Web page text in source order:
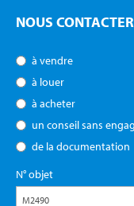
NOUS CONTACTER
à vendre
à louer
à acheter
un conseil sans
de la documentation
N° objet